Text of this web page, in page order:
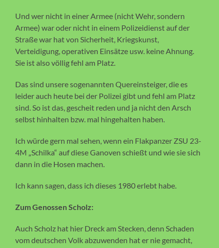
Und wer nicht in einer Armee (nicht Wehr, sondern
Armee) war oder nicht in einem Polizeidienst auf der
Straße war hat von Sicherheit, Kriegskunst,
Verteidigung, operativen Einsätze usw. keine Ahnung.
Sie ist also völlig fehl am Platz.
Das sind unsere sogenannten Quereinsteiger, die es
leider auch heute bei der Polizei gibt und fehl am Platz
sind. So ist das, gescheit reden und ja nicht den Arsch
selbst hinhalten bzw. mal hingehalten haben.
Ich würde gern mal sehen, wenn ein Flakpanzer ZSU 23-
4M „Schilka“ auf diese Ganoven schießt und wie sie sich
dann in die Hosen machen.
Ich kann sagen, dass ich dieses 1980 erlebt habe.
Zum Genossen Scholz:
Auch Scholz hat hier Dreck am Stecken, denn Schaden
vom deutschen Volk abzuwenden hat er nie gemacht,